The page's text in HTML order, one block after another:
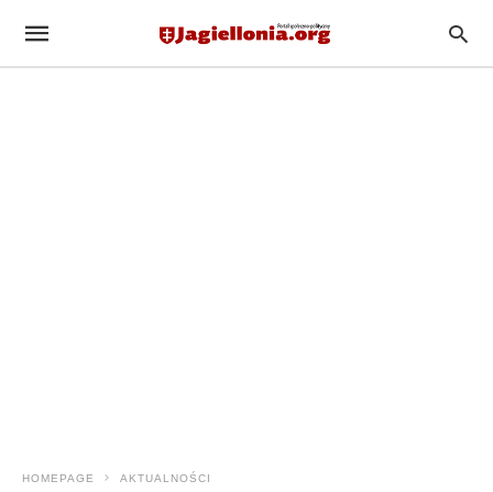
HOMEPAGE AKTUALNOŚCI